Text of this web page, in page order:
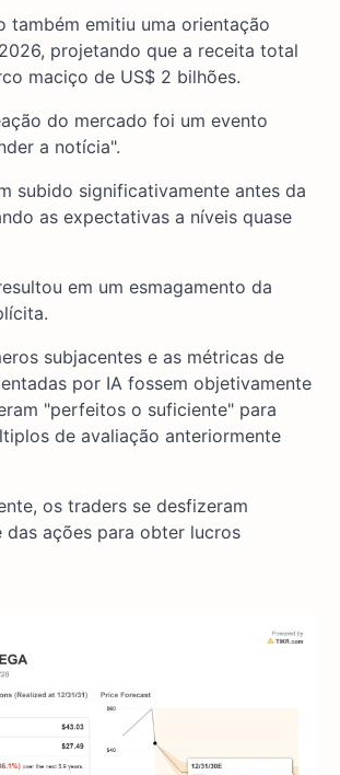
também emitiu uma orientação
projetando que a receita total
maciço de US$ 2 bilhões.
do mercado foi um evento
a notícia".
subido significativamente antes da
as expectativas a níveis quase
em um esmagamento da
subjacentes e as métricas de
por IA fossem objetivamente
"perfeitos o suficiente" para
de avaliação anteriormente
os traders se desfizeram
das ações para obter lucros